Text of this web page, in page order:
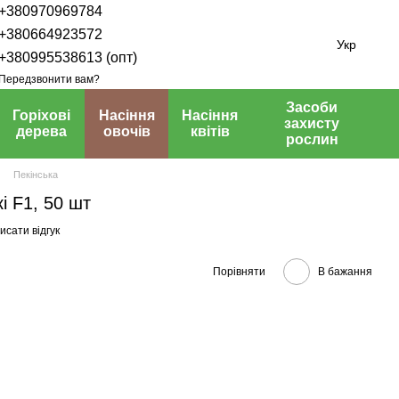
(опт)
Передзвонити вам?
Укр
Горіхові
дерева
Насіння
овочів
Насіння
квітів
Засоби
захисту
рослин
Пекінська
F1, 50 шт
відгук
Порівняти В бажання